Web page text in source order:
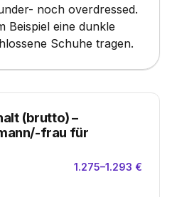
noch overdressed.
Beispiel eine dunkle
Schuhe tragen.
(brutto)–
frau für
1.275–1.293 €